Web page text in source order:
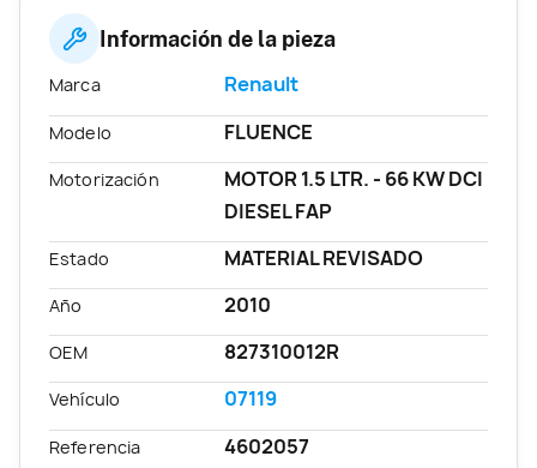
Información de la pieza
Marca Renault
Modelo FLUENCE
Motorización
MOTOR 1.5 LTR. - 66 KW DCI
DIESEL FAP
Estado MATERIAL REVISADO
Año 2010
OEM 827310012R
Vehículo 07119
Referencia 4602057